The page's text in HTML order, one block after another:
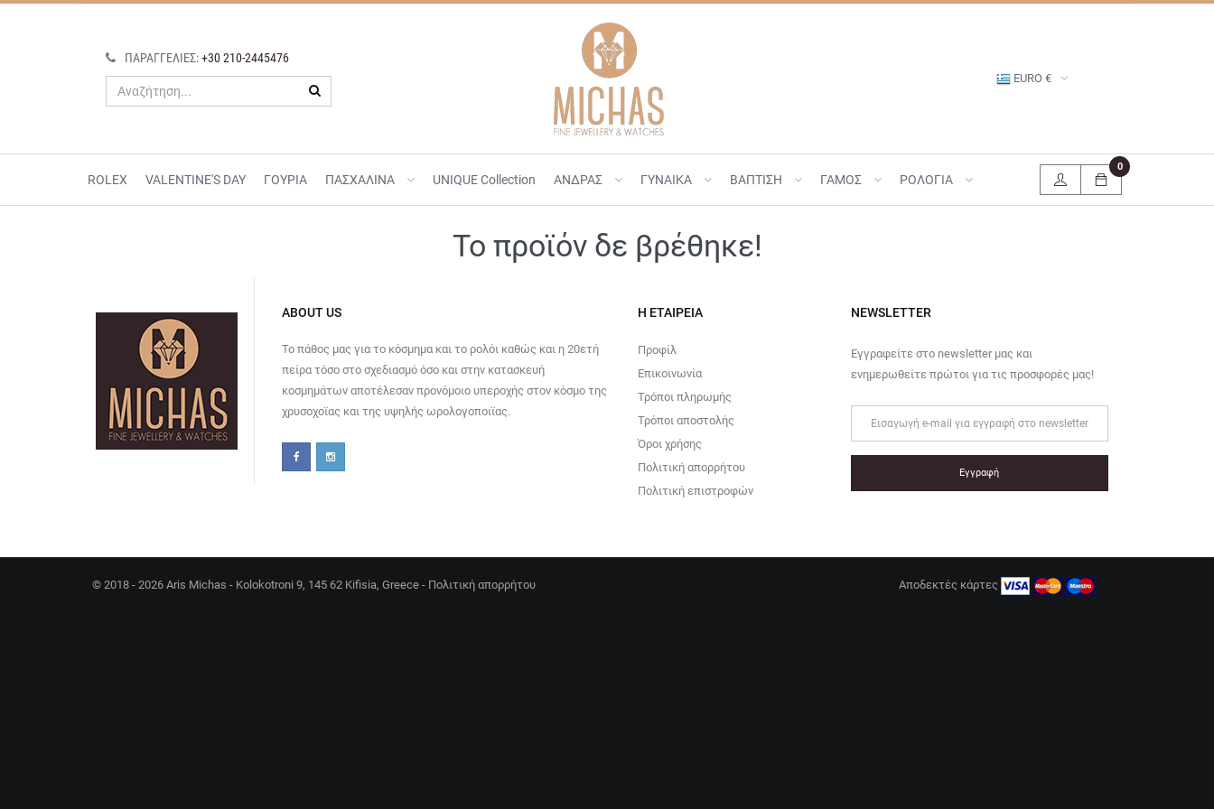
EURO €
ΠΑΡΑΓΓΕΛΊΕΣ:+30 210-2445476
ROLEX VALENTINE'S DAY ΓΟΥΡΙΑ ΠΑΣΧΑΛΙΝΑ UNIQUE Collection ΑΝΔΡΑΣ ΓΥΝΑΙΚΑ ΒΑΠΤΙΣΗ ΓΑΜΟΣ ΡΟΛΟΓΙΑ
0
Το προϊόν δε βρέθηκε!
ABOUT US
Το πάθος μας για το κόσμημα και το ρολόι καθώς και η 20ετή
πείρα τόσο στο σχεδιασμό όσο και στην κατασκευή
κοσμημάτων αποτέλεσαν προνόμοιο υπεροχής στον κόσμο της
χρυσοχοϊας και της υψηλής ωρολογοποιϊας.
Η ΕΤΑΙΡΕΊΑ
Προφίλ
Επικοινωνία
Τρόποι πληρωμής
Τρόποι αποστολής
Όροι χρήσης
Πολιτική απορρήτου
Πολιτική επιστροφών
NEWSLETTER
Εγγραφείτε στο newsletter μας και
ενημερωθείτε πρώτοι για τις προσφορές μας!
Εγγραφή
© 2018 - 2026 Aris Michas - Kolokotroni 9, 145 62 Kifisia, Greece - Πολιτική απορρήτου Αποδεκτές κάρτες